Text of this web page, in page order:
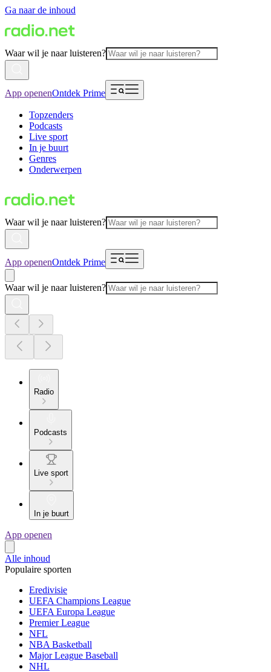
Ga naar de inhoud
Waar wil je naar luisteren?
App openenOntdek Prime
Topzenders
Podcasts
Live sport
In je buurt
Genres
Onderwerpen
Waar wil je naar luisteren?
App openenOntdek Prime
Waar wil je naar luisteren?
Radio
Podcasts
Live sport
In je buurt
App openen
Alle inhoud
Populaire sporten
Eredivisie
UEFA Champions League
UEFA Europa League
Premier League
NFL
NBA Basketball
Major League Baseball
NHL